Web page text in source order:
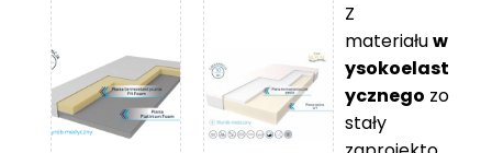
do
5
265 zł
Z
materiałuw
ysokoelast
ycznego zo
stały